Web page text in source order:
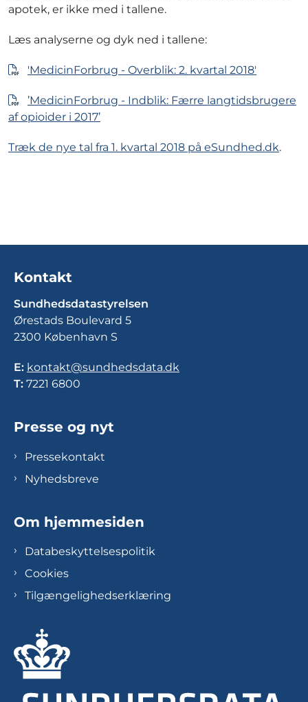
apotek, er ikke med i tallene.
Læs analyserne og dyk ned i tallene:
'MedicinForbrug - Overblik: 2. kvartal 2018'
’MedicinForbrug - Indblik: Færre langtidsbrugere
af opioider i 2017’
Træk de nye tal fra 1. kvartal 2018 på eSundhed.dk.
Kontakt
Sundhedsdatastyrelsen
Ørestads Boulevard 5
2300 København S
E: kontakt@sundhedsdata.dk
T: 7221 6800
Presse og nyt
Pressekontakt
Nyhedsbreve
Om hjemmesiden
Databeskyttelsespolitik
Cookies
Tilgængelighedserklæring